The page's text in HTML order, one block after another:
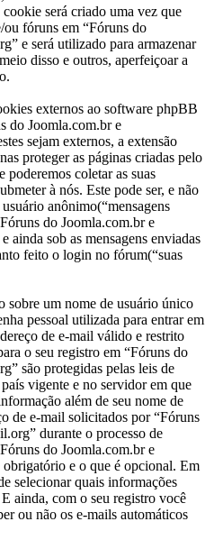
será criado uma vez que
fóruns em “Fóruns do
e será utilizado para armazenar
disso e outros, aperfeiçoar a
externos ao software phpBB
do Joomla.com.br e
sejam externos, a extensão
proteger as páginas criadas pelo
poderemos coletar as suas
à nós. Este pode ser, e não
anônimo(“mensagens
do Joomla.com.br e
ainda sob as mensagens enviadas
feito o login no fórum(“suas
sobre um nome de usuário único
pessoal utilizada para entrar em
de e-mail válido e restrito
o seu registro em “Fóruns do
são protegidas pelas leis de
vigente e no servidor em que
além de seu nome de
de e-mail solicitados por “Fóruns
durante o processo de
do Joomla.com.br e
e o que é opcional. Em
selecionar quais informações
ainda, com o seu registro você
ou não os e-mails automáticos